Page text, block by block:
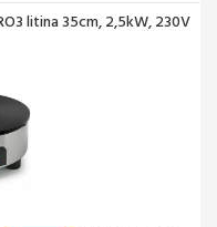
litina 35cm, 2,5kW, 230V